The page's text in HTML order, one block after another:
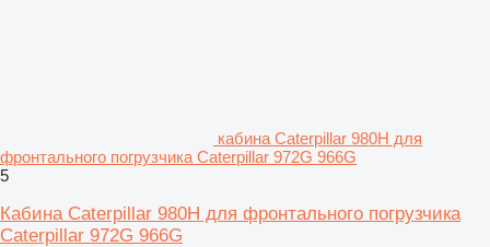
кабина Caterpillar 980H для
фронтального погрузчика Caterpillar 972G 966G
5
Кабина Caterpillar 980H для фронтального погрузчика
Caterpillar 972G 966G